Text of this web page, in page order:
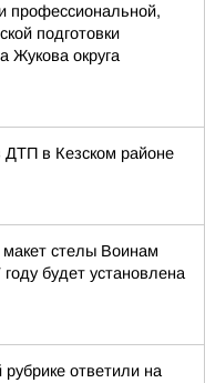
профессиональной,
подготовки
Жукова округа
ДТП в Кезском районе
стелы Воинам
будет установлена
ответили на